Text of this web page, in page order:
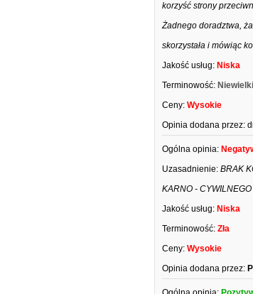
korzyść strony
Żadnego doradztwa,
skorzystała i mówiąc
Jakość usług: Niska
Terminowość:
Ceny: Wysokie
Opinia dodana przez:
Ogólna opinia:
Uzasadnienie: BRAK
KARNO -
Jakość usług: Niska
Terminowość: Zła
Ceny: Wysokie
Opinia dodana przez: